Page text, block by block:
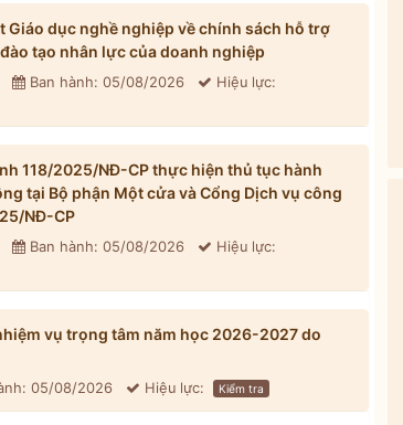
dục nghề nghiệp về chính sách hỗ trợ
tạo nhân lực của doanh nghiệp
Ban hành: 05/08/2026 Hiệu lực:
118/2025/NĐ-CP thực hiện thủ tục hành
tại Bộ phận Một cửa và Cổng Dịch vụ công
NĐ-CP
Ban hành: 05/08/2026 Hiệu lực:
vụ trọng tâm năm học 2026-2027 do
05/08/2026 Hiệu lực: Kiểm tra